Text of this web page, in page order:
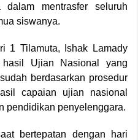
mentrasfer seluruh
siswanya.
1 Tilamuta, Ishak Lamady
hasil Ujian Nasional yang
berdasarkan prosedur
capaian ujian nasional
pendidikan penyelenggara.
bertepatan dengan hari